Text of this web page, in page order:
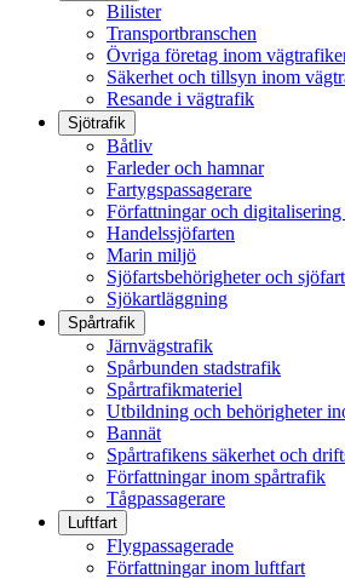
Bilister
Transportbranschen
Övriga företag inom
Säkerhet och tillsyn inom
Resande i vägtrafik
Sjötrafik
Båtliv
Farleder och hamnar
Fartygspassagerare
Författningar och
Handelssjöfarten
Marin miljö
Sjöfartsbehörigheter och
Sjökartläggning
Spårtrafik
Järnvägstrafik
Spårbunden stadstrafik
Spårtrafikmateriel
Utbildning och behörigheter
Bannät
Spårtrafikens säkerhet och
Författningar inom spårtrafik
Tågpassagerare
Luftfart
Flygpassagerade
Författningar inom luftfart